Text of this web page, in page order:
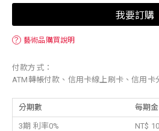
我要訂購
？ 藝術品購買說明
付款方式：
ATM轉帳付款、信用卡線上刷卡、信用卡
分期數 每期
3期 利率0%
NT$